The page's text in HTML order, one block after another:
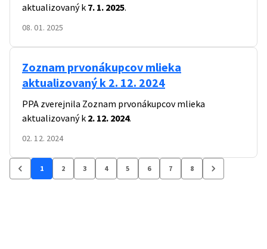
aktualizovaný k 7. 1. 2025.
08. 01. 2025
Zoznam prvonákupcov mlieka
aktualizovaný k 2. 12. 2024
PPA zverejnila Zoznam prvonákupcov mlieka
aktualizovaný k 2. 12. 2024.
02. 12. 2024
1 2 3 4 5 6 7 8